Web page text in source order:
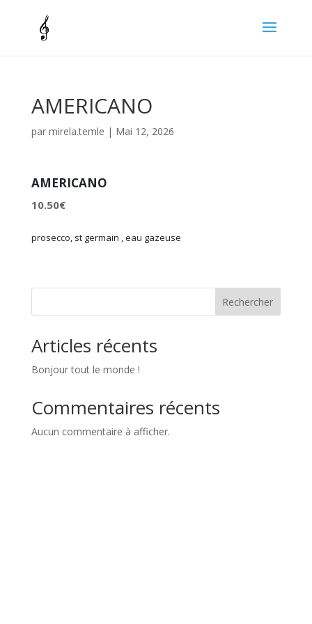
AMERICANO
par mirela.temle | Mai 12, 2026
AMERICANO
10.50€
prosecco, st germain , eau gazeuse
Rechercher
Articles récents
Bonjour tout le monde !
Commentaires récents
Aucun commentaire à afficher.